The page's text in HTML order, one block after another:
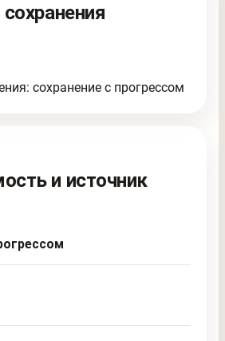
сохранение с прогрессом
и источник